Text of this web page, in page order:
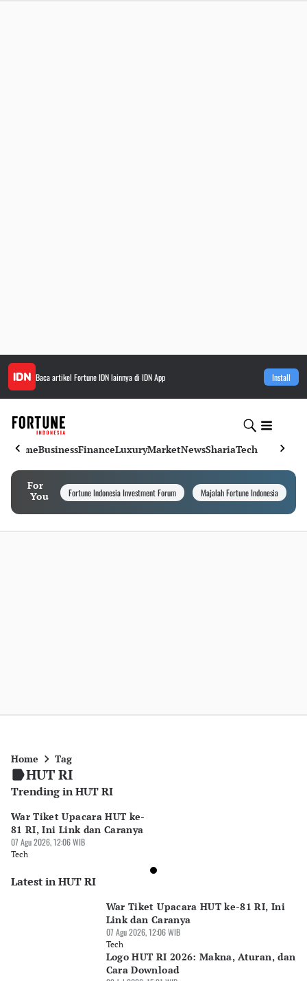
Baca artikel Fortune IDNlainnya di IDN App Install
HomeBusinessFinanceLuxuryMarketNewsShariaTech
For
You
Fortune Indonesia Investment Forum Majalah Fortune Indonesia
Home Tag
HUT RI
Trending in HUT RI
War Tiket Upacara HUT ke-
81 RI, Ini Link dan Caranya
07 Agu 2026, 12:06 WIB
Tech
Latest in HUT RI
War Tiket Upacara HUT ke-81 RI, Ini
Link dan Caranya
07 Agu 2026, 12:06 WIB
Tech
Logo HUT RI 2026: Makna, Aturan, dan
Cara Download